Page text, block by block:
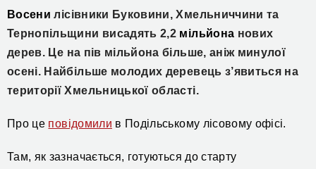
Восени лісівники Буковини, Хмельниччини та
Тернопільщини висадять 2,2 мільйона нових
дерев. Це на пів мільйона більше, аніж минулої
осені. Найбільше молодих деревець з’явиться на
території Хмельницької області.
Про це повідомили в Подільському лісовому офісі.
Там, як зазначається, готуються до старту